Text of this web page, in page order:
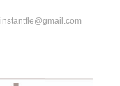
instantfle@gmail.com